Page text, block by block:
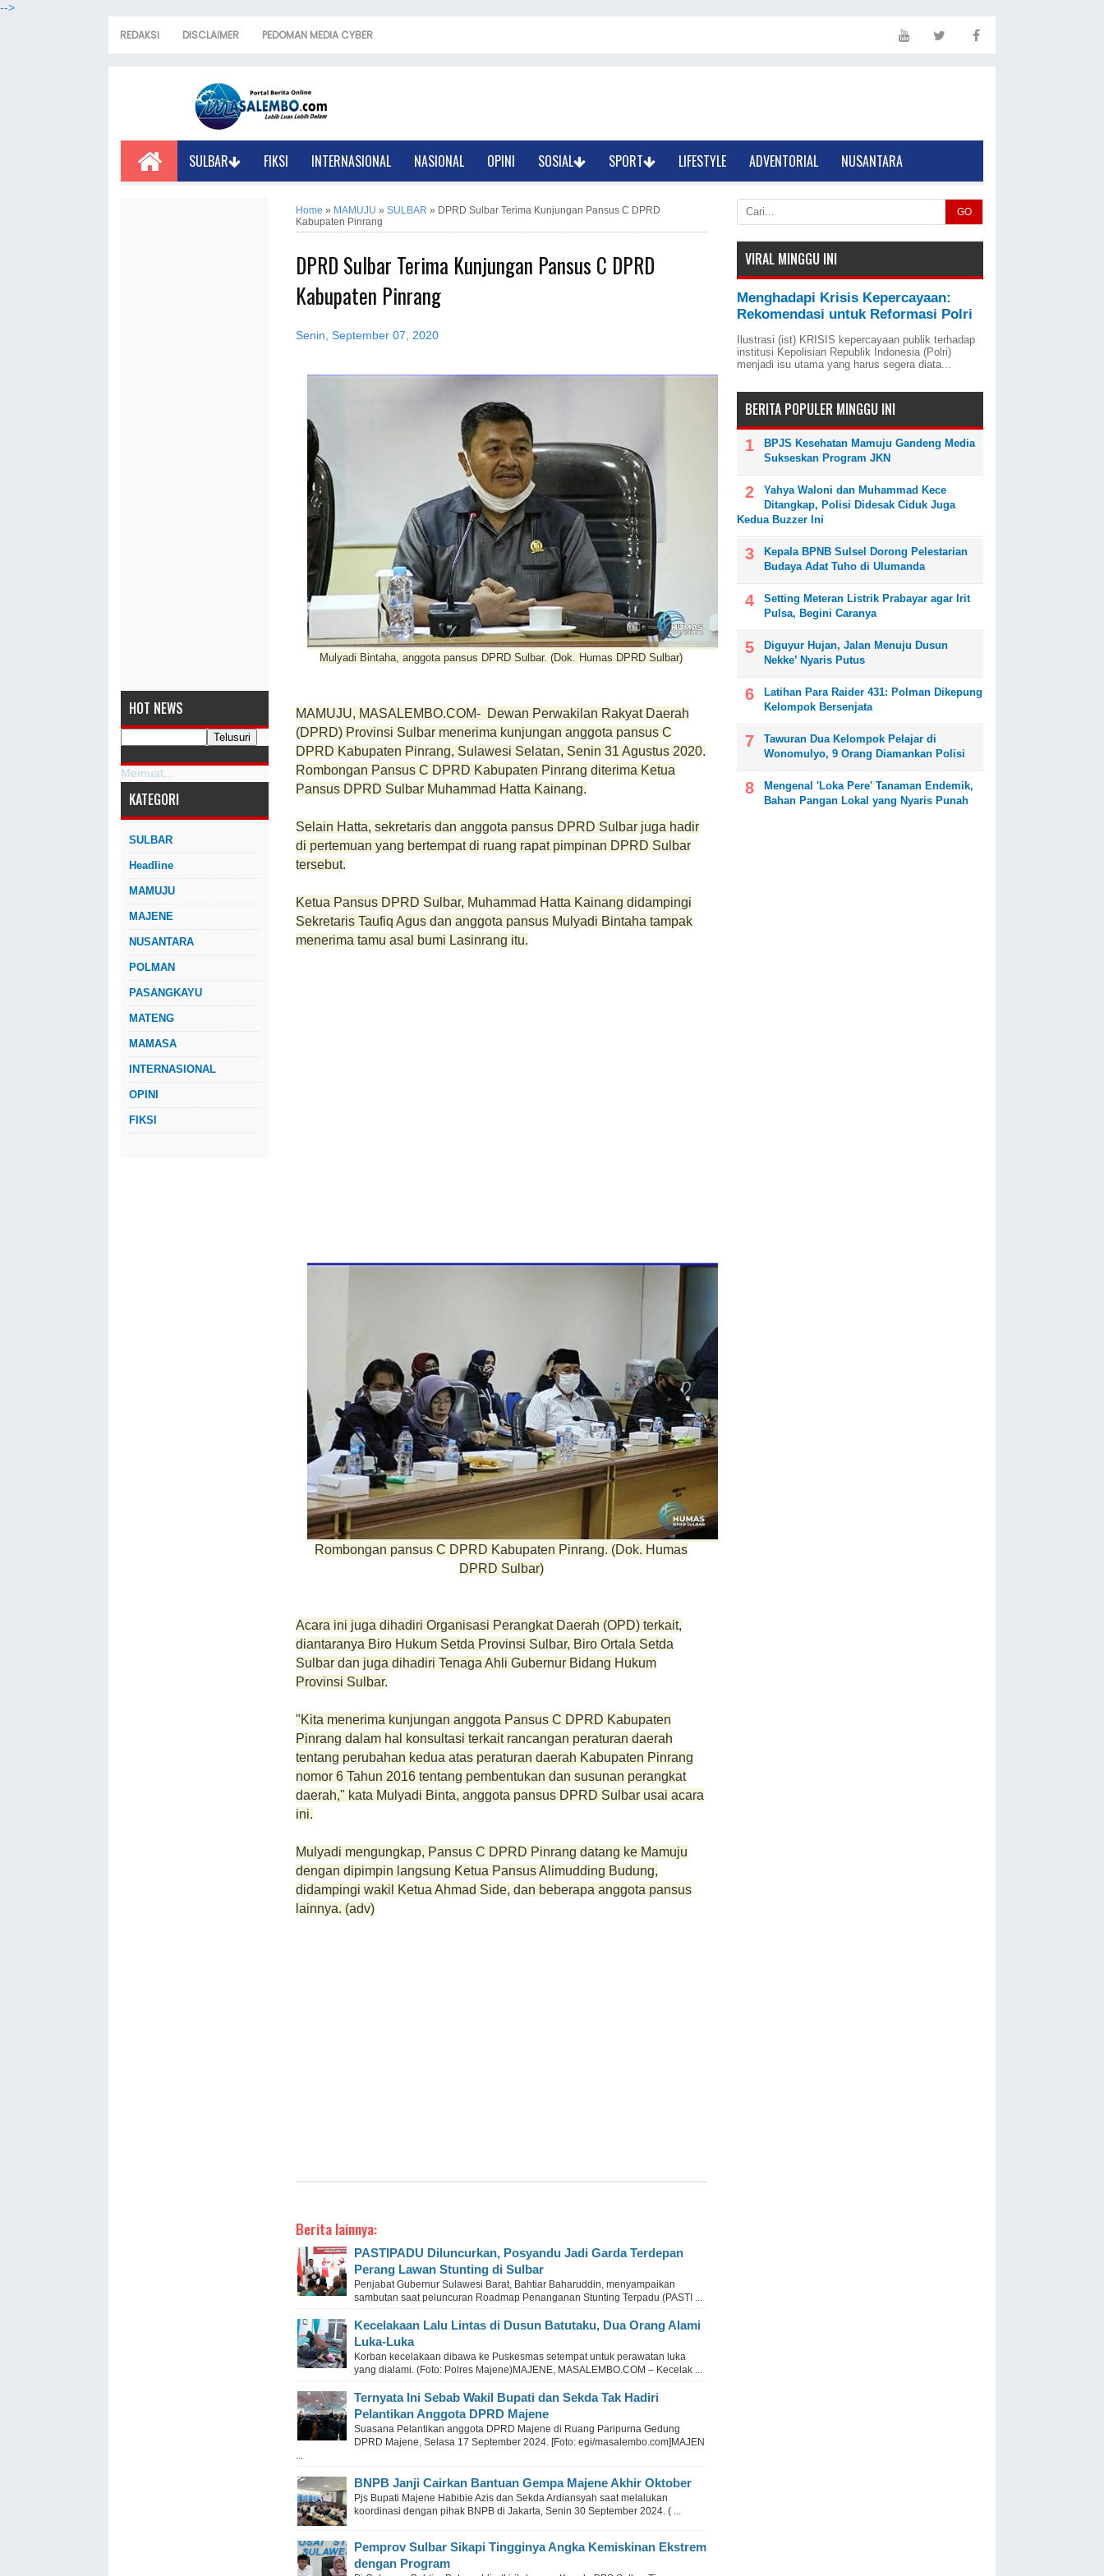
-->
REDAKSI DISCLAIMER PEDOMAN MEDIA CYBER
SULBAR FIKSI INTERNASIONAL NASIONAL OPINI SOSIAL SPORT LIFESTYLE ADVENTORIAL NUSANTARA
HOT NEWS
Memuat...
KATEGORI
SULBAR
Headline
MAMUJU
MAJENE
NUSANTARA
POLMAN
PASANGKAYU
MATENG
MAMASA
INTERNASIONAL
OPINI
FIKSI
Home » MAMUJU » SULBAR » DPRD Sulbar Terima Kunjungan Pansus C DPRD
Kabupaten Pinrang
DPRD Sulbar Terima Kunjungan Pansus C DPRD
Kabupaten Pinrang
Senin, September 07, 2020
Mulyadi Bintaha, anggota pansus DPRD Sulbar. (Dok. Humas DPRD Sulbar)
MAMUJU, MASALEMBO.COM- Dewan Perwakilan Rakyat Daerah
(DPRD) Provinsi Sulbar menerima kunjungan anggota pansus C
DPRD Kabupaten Pinrang, Sulawesi Selatan, Senin 31 Agustus 2020.
Rombongan Pansus C DPRD Kabupaten Pinrang diterima Ketua
Pansus DPRD Sulbar Muhammad Hatta Kainang.
Selain Hatta, sekretaris dan anggota pansus DPRD Sulbar juga hadir
di pertemuan yang bertempat di ruang rapat pimpinan DPRD Sulbar
tersebut.
Ketua Pansus DPRD Sulbar, Muhammad Hatta Kainang didampingi
Sekretaris Taufiq Agus dan anggota pansus Mulyadi Bintaha tampak
menerima tamu asal bumi Lasinrang itu.
Rombongan pansus C DPRD Kabupaten Pinrang. (Dok. Humas
DPRD Sulbar)
Acara ini juga dihadiri Organisasi Perangkat Daerah (OPD) terkait,
diantaranya Biro Hukum Setda Provinsi Sulbar, Biro Ortala Setda
Sulbar dan juga dihadiri Tenaga Ahli Gubernur Bidang Hukum
Provinsi Sulbar.
"Kita menerima kunjungan anggota Pansus C DPRD Kabupaten
Pinrang dalam hal konsultasi terkait rancangan peraturan daerah
tentang perubahan kedua atas peraturan daerah Kabupaten Pinrang
nomor 6 Tahun 2016 tentang pembentukan dan susunan perangkat
daerah," kata Mulyadi Binta, anggota pansus DPRD Sulbar usai acara
ini.
Mulyadi mengungkap, Pansus C DPRD Pinrang datang ke Mamuju
dengan dipimpin langsung Ketua Pansus Alimudding Budung,
didampingi wakil Ketua Ahmad Side, dan beberapa anggota pansus
lainnya. (adv)
Berita lainnya:
PASTIPADU Diluncurkan, Posyandu Jadi Garda Terdepan
Perang Lawan Stunting di Sulbar
Penjabat Gubernur Sulawesi Barat, Bahtiar Baharuddin, menyampaikan
sambutan saat peluncuran Roadmap Penanganan Stunting Terpadu (PASTI ...
Kecelakaan Lalu Lintas di Dusun Batutaku, Dua Orang Alami
Luka-Luka
Korban kecelakaan dibawa ke Puskesmas setempat untuk perawatan luka
yang dialami. (Foto: Polres Majene)MAJENE, MASALEMBO.COM – Kecelak ...
Ternyata Ini Sebab Wakil Bupati dan Sekda Tak Hadiri
Pelantikan Anggota DPRD Majene
Suasana Pelantikan anggota DPRD Majene di Ruang Paripurna Gedung
DPRD Majene, Selasa 17 September 2024. [Foto: egi/masalembo.com]MAJEN
BNPB Janji Cairkan Bantuan Gempa Majene Akhir Oktober
Pjs Bupati Majene Habibie Azis dan Sekda Ardiansyah saat melalukan
koordinasi dengan pihak BNPB di Jakarta, Senin 30 September 2024. ( ...
Pemprov Sulbar Sikapi Tingginya Angka Kemiskinan Ekstrem
dengan Program
GO
VIRAL MINGGU INI
Menghadapi Krisis Kepercayaan:
Rekomendasi untuk Reformasi Polri
Ilustrasi (ist) KRISIS kepercayaan publik terhadap
institusi Kepolisian Republik Indonesia (Polri)
menjadi isu utama yang harus segera diata...
BERITA POPULER MINGGU INI
BPJS Kesehatan Mamuju Gandeng Media
Sukseskan Program JKN
Yahya Waloni dan Muhammad Kece
Ditangkap, Polisi Didesak Ciduk Juga
Kedua Buzzer Ini
Kepala BPNB Sulsel Dorong Pelestarian
Budaya Adat Tuho di Ulumanda
Setting Meteran Listrik Prabayar agar Irit
Pulsa, Begini Caranya
Diguyur Hujan, Jalan Menuju Dusun
Nekke’ Nyaris Putus
Latihan Para Raider 431: Polman Dikepung
Kelompok Bersenjata
Tawuran Dua Kelompok Pelajar di
Wonomulyo, 9 Orang Diamankan Polisi
Mengenal 'Loka Pere' Tanaman Endemik,
Bahan Pangan Lokal yang Nyaris Punah